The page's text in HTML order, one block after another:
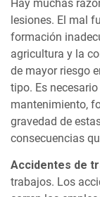
Hay muchas
lesiones. El mal
formación
agricultura y la
de mayor riesgo
tipo. Es
mantenimiento,
gravedad de
consecuencias
Accidentes de
trabajos. Los